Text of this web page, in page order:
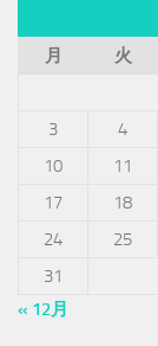
月
火
3
4
10
11
17
18
24
25
31
« 12月